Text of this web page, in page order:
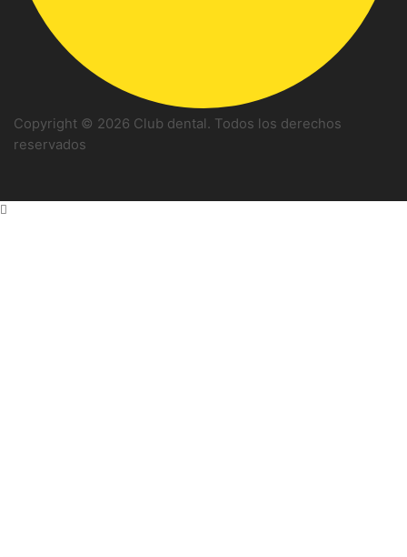
Copyright © 2026 Club dental. Todos los derechos
reservados